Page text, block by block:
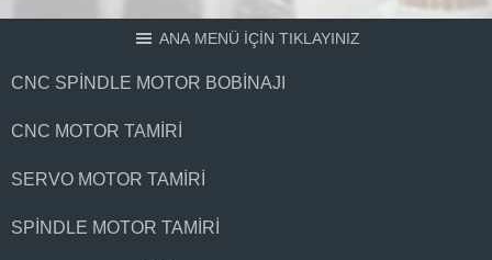
ANA MENÜ İÇİN TIKLAYINIZ
CNC SPINDLE MOTOR BOBINAJI
CNC MOTOR TAMIRI
SERVO MOTOR TAMIRI
SPINDLE MOTOR TAMIRI